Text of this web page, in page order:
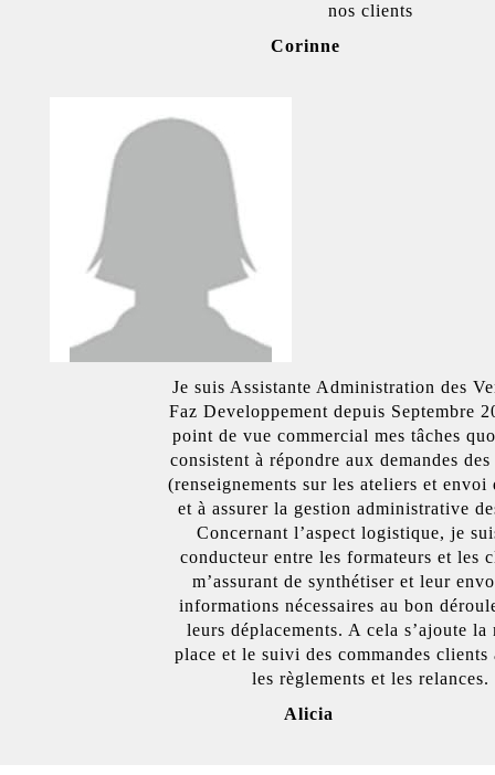
nos clients
Corinne
Je suis Assistante Administration des
Faz Developpement depuis Septembre
point de vue commercial mes tâches
consistent à répondre aux demandes
(renseignements sur les ateliers et envoi
et à assurer la gestion administrative
Concernant l’aspect logistique, je
conducteur entre les formateurs et les
m’assurant de synthétiser et leur
informations nécessaires au bon
leurs déplacements. A cela s’ajoute la
place et le suivi des commandes clients
les règlements et les relances.
Alicia